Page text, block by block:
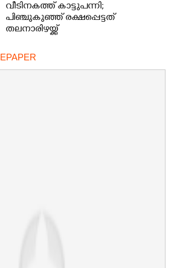
വീടിനകത്ത് കാട്ടുപന്നി;
പിഞ്ചുകുഞ്ഞ് രക്ഷപ്പെട്ടത്
തലനാരിഴയ്ക്ക്
EPAPER